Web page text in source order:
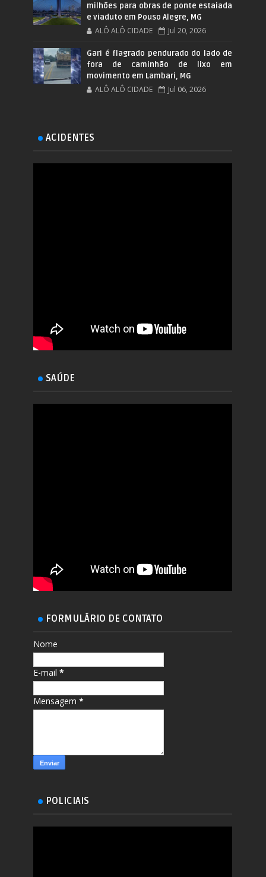
milhões para obras de ponte estaiada
e viaduto em Pouso Alegre, MG
ALÔ ALÔ CIDADE Jul 20, 2026
Gari é flagrado pendurado do lado de
fora de caminhão de lixo em
movimento em Lambari, MG
ALÔ ALÔ CIDADE Jul 06, 2026
ACIDENTES
SAÚDE
FORMULÁRIO DE CONTATO
Nome
E-mail*
Mensagem*
POLICIAIS